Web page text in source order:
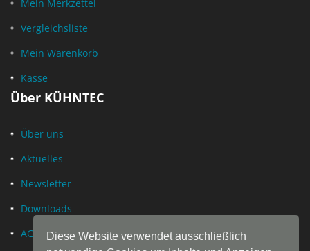
Diese Website verwendet ausschließlich
Mein Merkzettel
Vergleichsliste
Mein Warenkorb
Kasse
Über KÜHNTEC
Über uns
Aktuelles
Newsletter
Downloads
AGB